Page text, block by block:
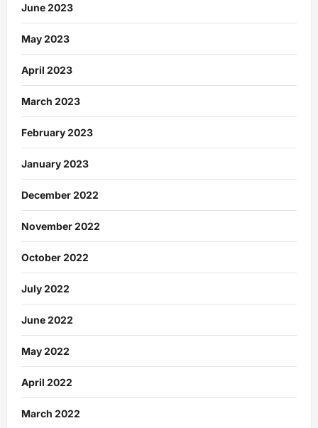
June 2023
May 2023
April 2023
March 2023
February 2023
January 2023
December 2022
November 2022
October 2022
July 2022
June 2022
May 2022
April 2022
March 2022